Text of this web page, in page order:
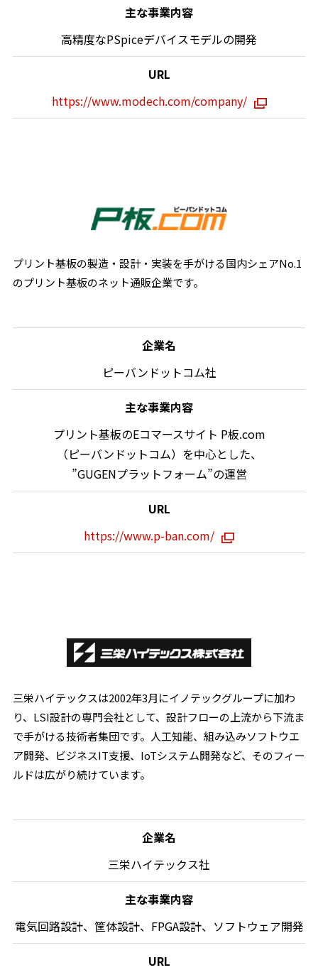
主な事業内容
高精度なPSpiceデバイスモデルの開発
URL
https://www.modech.com/company/
プリント基板の製造・設計・実装を手がける国内シェアNo.1
のプリント基板のネット通販企業です。
企業名
ピーバンドットコム社
主な事業内容
プリント基板のEコマースサイト P板.com
（ピーバンドットコム）を中心とした、
”GUGENプラットフォーム”の運営
URL
https://www.p-ban.com/
三栄ハイテックスは2002年3月にイノテックグループに加わ
り、LSI設計の専門会社として、設計フローの上流から下流ま
で手がける技術者集団です。人工知能、組み込みソフトウエ
ア開発、ビジネスIT支援、IoTシステム開発など、そのフィー
ルドは広がり続けています。
企業名
三栄ハイテックス社
主な事業内容
電気回路設計、筐体設計、 FPGA設計、 ソフトウェア開発
URL